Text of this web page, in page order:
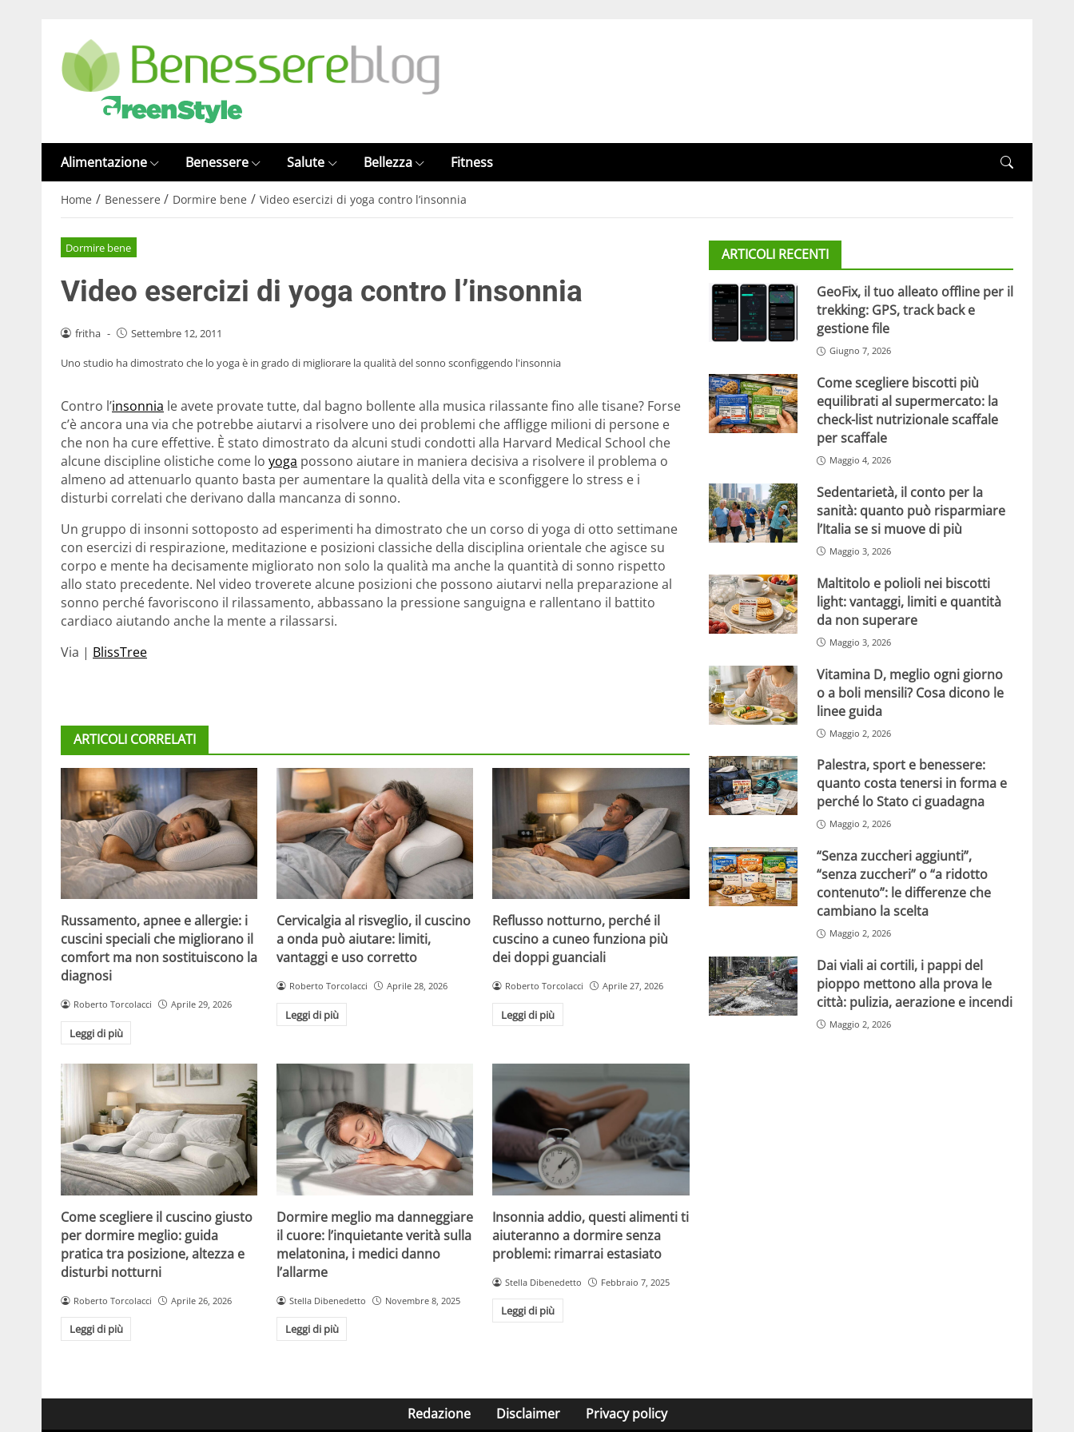
Alimentazione Benessere Salute Bellezza Fitness
Home / Benessere / Dormire bene / Video esercizi di yoga contro l’insonnia
Dormire bene
Video esercizi di yoga contro l’insonnia
fritha - Settembre 12, 2011
Uno studio ha dimostrato che lo yoga è in grado di migliorare la qualità del sonno sconfiggendo l'insonnia
Contro l’insonnia le avete provate tutte, dal bagno bollente alla musica rilassante fino alle tisane? Forse
c’è ancora una via che potrebbe aiutarvi a risolvere uno dei problemi che affligge milioni di persone e
che non ha cure effettive. È stato dimostrato da alcuni studi condotti alla Harvard Medical School che
alcune discipline olistiche come lo yoga possono aiutare in maniera decisiva a risolvere il problema o
almeno ad attenuarlo quanto basta per aumentare la qualità della vita e sconfiggere lo stress e i
disturbi correlati che derivano dalla mancanza di sonno.
Un gruppo di insonni sottoposto ad esperimenti ha dimostrato che un corso di yoga di otto settimane
con esercizi di respirazione, meditazione e posizioni classiche della disciplina orientale che agisce su
corpo e mente ha decisamente migliorato non solo la qualità ma anche la quantità di sonno rispetto
allo stato precedente. Nel video troverete alcune posizioni che possono aiutarvi nella preparazione al
sonno perché favoriscono il rilassamento, abbassano la pressione sanguigna e rallentano il battito
cardiaco aiutando anche la mente a rilassarsi.
Via | BlissTree
ARTICOLI CORRELATI
Russamento, apnee e allergie: i
cuscini speciali che migliorano il
comfort ma non sostituiscono la
diagnosi
Roberto Torcolacci Aprile 29, 2026
Leggi di più
Cervicalgia al risveglio, il cuscino
a onda può aiutare: limiti,
vantaggi e uso corretto
Roberto Torcolacci Aprile 28, 2026
Leggi di più
Reflusso notturno, perché il
cuscino a cuneo funziona più
dei doppi guanciali
Roberto Torcolacci Aprile 27, 2026
Leggi di più
Come scegliere il cuscino giusto
per dormire meglio: guida
pratica tra posizione, altezza e
disturbi notturni
Roberto Torcolacci Aprile 26, 2026
Leggi di più
Dormire meglio ma danneggiare
il cuore: l’inquietante verità sulla
melatonina, i medici danno
l’allarme
Stella Dibenedetto Novembre 8, 2025
Leggi di più
Insonnia addio, questi alimenti ti
aiuteranno a dormire senza
problemi: rimarrai estasiato
Stella Dibenedetto Febbraio 7, 2025
Leggi di più
ARTICOLI RECENTI
GeoFix, il tuo alleato offline per il
trekking: GPS, track back e
gestione file
Giugno 7, 2026
Come scegliere biscotti più
equilibrati al supermercato: la
check-list nutrizionale scaffale
per scaffale
Maggio 4, 2026
Sedentarietà, il conto per la
sanità: quanto può risparmiare
l’Italia se si muove di più
Maggio 3, 2026
Maltitolo e polioli nei biscotti
light: vantaggi, limiti e quantità
da non superare
Maggio 3, 2026
Vitamina D, meglio ogni giorno
o a boli mensili? Cosa dicono le
linee guida
Maggio 2, 2026
Palestra, sport e benessere:
quanto costa tenersi in forma e
perché lo Stato ci guadagna
Maggio 2, 2026
“Senza zuccheri aggiunti”,
“senza zuccheri” o “a ridotto
contenuto”: le differenze che
cambiano la scelta
Maggio 2, 2026
Dai viali ai cortili, i pappi del
pioppo mettono alla prova le
città: pulizia, aerazione e incendi
Maggio 2, 2026
Redazione Disclaimer Privacy policy